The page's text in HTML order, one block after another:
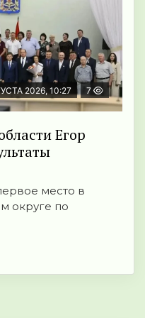
2026, 10:27 7
Егор
место в
округе по